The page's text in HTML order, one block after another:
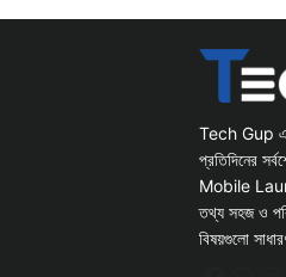
Tech Gup
প্রতিদিনের
Mobile
তথ্য সহজ ও
বিষয়গুলো